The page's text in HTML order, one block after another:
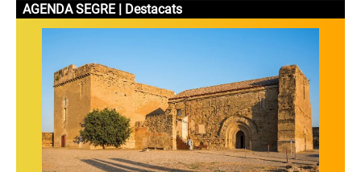
AGENDA SEGRE | Destacats